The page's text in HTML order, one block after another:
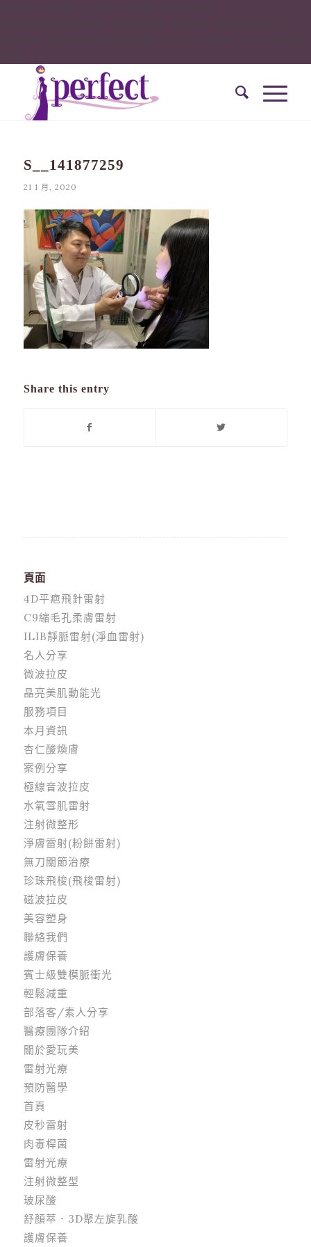
S__141877259
21 1 月, 2020
Share this entry
頁面
4D平疤飛針雷射
C9縮毛孔柔膚雷射
ILIB靜脈雷射(淨血雷射)
名人分享
微波拉皮
晶亮美肌動能光
服務項目
本月資訊
杏仁酸煥膚
案例分享
極線音波拉皮
水氧雪肌雷射
注射微整形
淨膚雷射(粉餅雷射)
無刀關節治療
珍珠飛梭(飛梭雷射)
磁波拉皮
美容塑身
聯絡我們
護膚保養
賓士級雙模脈衝光
輕鬆減重
部落客/素人分享
醫療團隊介紹
關於愛玩美
雷射光療
預防醫學
首頁
皮秒雷射
肉毒桿菌
雷射光療
注射微整型
玻尿酸
舒顏萃．3D聚左旋乳酸
護膚保養